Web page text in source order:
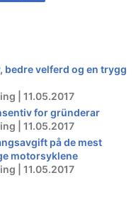
bedre velferd og en trygg
| 11.05.2017
for gründerar
| 11.05.2017
på de mest
motorsyklene
| 11.05.2017